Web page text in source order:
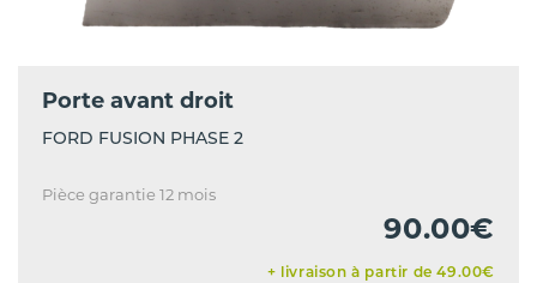
Porte avant droit
FORD FUSION PHASE 2
Pièce garantie 12 mois
90.00€
+ livraison à partir de 49.00€